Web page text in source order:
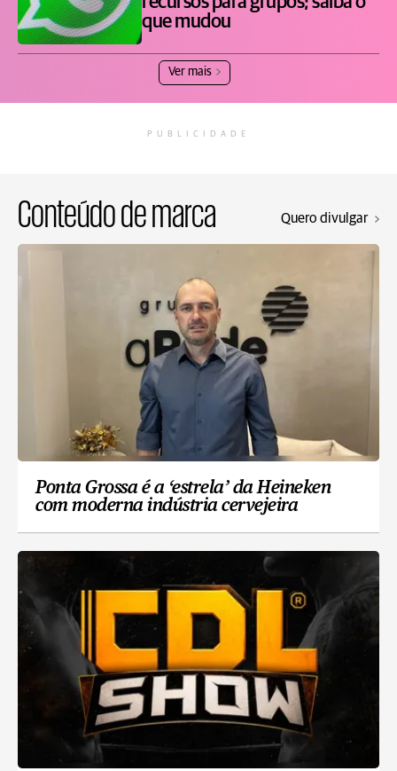
que mudou
Ver mais
PUBLICIDADE
Conteúdo de marca Quero divulgar
Ponta Grossa é a ‘estrela’ da Heineken
com moderna indústria cervejeira